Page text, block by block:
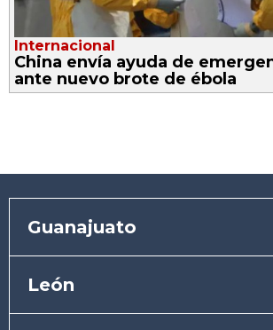
Internacional
China envía ayuda de
ante nuevo brote de ébola
Guanajuato
León